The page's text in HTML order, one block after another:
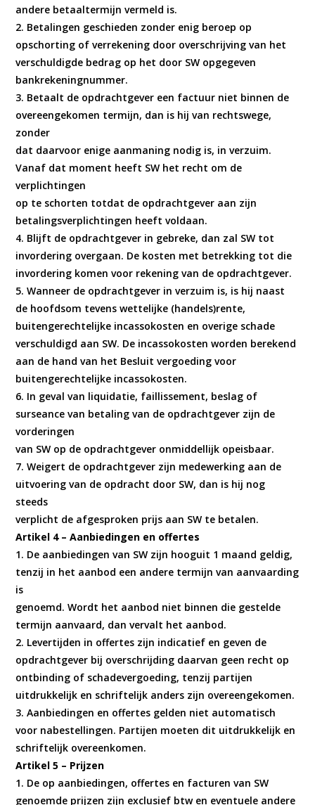
andere betaaltermijn vermeld is.
2. Betalingen geschieden zonder enig beroep op
opschorting of verrekening door overschrijving van het
verschuldigde bedrag op het door SW opgegeven
bankrekeningnummer.
3. Betaalt de opdrachtgever een factuur niet binnen de
overeengekomen termijn, dan is hij van rechtswege,
zonder
dat daarvoor enige aanmaning nodig is, in verzuim.
Vanaf dat moment heeft SW het recht om de
verplichtingen
op te schorten totdat de opdrachtgever aan zijn
betalingsverplichtingen heeft voldaan.
4. Blijft de opdrachtgever in gebreke, dan zal SW tot
invordering overgaan. De kosten met betrekking tot die
invordering komen voor rekening van de opdrachtgever.
5. Wanneer de opdrachtgever in verzuim is, is hij naast
de hoofdsom tevens wettelijke (handels)rente,
buitengerechtelijke incassokosten en overige schade
verschuldigd aan SW. De incassokosten worden berekend
aan de hand van het Besluit vergoeding voor
buitengerechtelijke incassokosten.
6. In geval van liquidatie, faillissement, beslag of
surseance van betaling van de opdrachtgever zijn de
vorderingen
van SW op de opdrachtgever onmiddellijk opeisbaar.
7. Weigert de opdrachtgever zijn medewerking aan de
uitvoering van de opdracht door SW, dan is hij nog
steeds
verplicht de afgesproken prijs aan SW te betalen.
Artikel 4 – Aanbiedingen en offertes
1. De aanbiedingen van SW zijn hooguit 1 maand geldig,
tenzij in het aanbod een andere termijn van aanvaarding
is
genoemd. Wordt het aanbod niet binnen die gestelde
termijn aanvaard, dan vervalt het aanbod.
2. Levertijden in offertes zijn indicatief en geven de
opdrachtgever bij overschrijding daarvan geen recht op
ontbinding of schadevergoeding, tenzij partijen
uitdrukkelijk en schriftelijk anders zijn overeengekomen.
3. Aanbiedingen en offertes gelden niet automatisch
voor nabestellingen. Partijen moeten dit uitdrukkelijk en
schriftelijk overeenkomen.
Artikel 5 – Prijzen
1. De op aanbiedingen, offertes en facturen van SW
genoemde prijzen zijn exclusief btw en eventuele andere